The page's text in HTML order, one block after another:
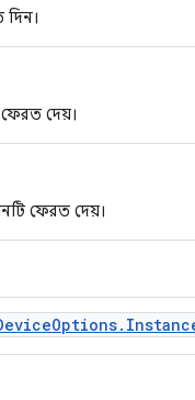
দিন।
দেয়।
ফেরত দেয়।
Options.